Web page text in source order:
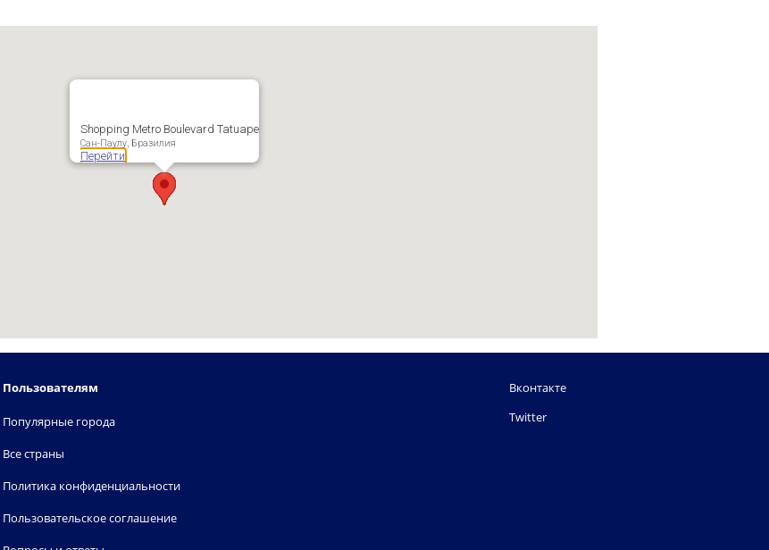
Consolacao
Сауди
Shopping Metro Boulevard Tatuape
Сан-Паулу, Бразилия
Перейти
Пользователям
Популярные города
Все страны
Политика конфиденциальности
Пользовательское соглашение
Вконтакте
Twitter